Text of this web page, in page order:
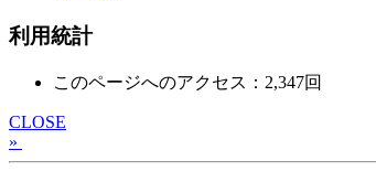
利用統計
このページへのアクセス：2,347回
CLOSE
»